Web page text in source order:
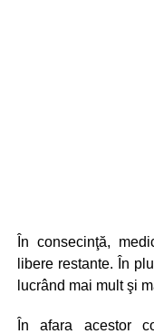
În consecinţă,
libere restante. În
lucrând mai mult şi
În afara acestor